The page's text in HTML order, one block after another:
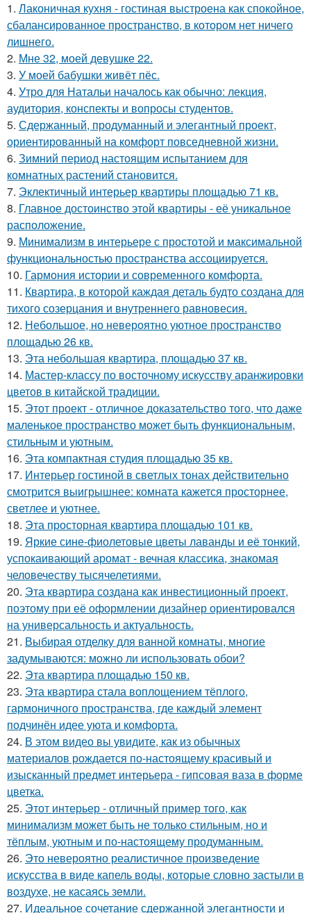
1. Лаконичная кухня - гостиная выстроена как спокойное,
сбалансированное пространство, в котором нет ничего
лишнего.
2. Мне 32, моей девушке 22.
3. У моей бабушки живёт пёс.
4. Утро для Натальи началось как обычно: лекция,
аудитория, конспекты и вопросы студентов.
5. Сдержанный, продуманный и элегантный проект,
ориентированный на комфорт повседневной жизни.
6. Зимний период настоящим испытанием для
комнатных растений становится.
7. Эклектичный интерьер квартиры площадью 71 кв.
8. Главное достоинство этой квартиры - её уникальное
расположение.
9. Минимализм в интерьере с простотой и максимальной
функциональностью пространства ассоциируется.
10. Гармония истории и современного комфорта.
11. Квартира, в которой каждая деталь будто создана для
тихого созерцания и внутреннего равновесия.
12. Небольшое, но невероятно уютное пространство
площадью 26 кв.
13. Эта небольшая квартира, площадью 37 кв.
14. Мастер-классу по восточному искусству аранжировки
цветов в китайской традиции.
15. Этот проект - отличное доказательство того, что даже
маленькое пространство может быть функциональным,
стильным и уютным.
16. Эта компактная студия площадью 35 кв.
17. Интерьер гостиной в светлых тонах действительно
смотрится выигрышнее: комната кажется просторнее,
светлее и уютнее.
18. Эта просторная квартира площадью 101 кв.
19. Яркие сине-фиолетовые цветы лаванды и её тонкий,
успокаивающий аромат - вечная классика, знакомая
человечеству тысячелетиями.
20. Эта квартира создана как инвестиционный проект,
поэтому при её оформлении дизайнер ориентировался
на универсальность и актуальность.
21. Выбирая отделку для ванной комнаты, многие
задумываются: можно ли использовать обои?
22. Эта квартира площадью 150 кв.
23. Эта квартира стала воплощением тёплого,
гармоничного пространства, где каждый элемент
подчинён идее уюта и комфорта.
24. В этом видео вы увидите, как из обычных
материалов рождается по-настоящему красивый и
изысканный предмет интерьера - гипсовая ваза в форме
цветка.
25. Этот интерьер - отличный пример того, как
минимализм может быть не только стильным, но и
тёплым, уютным и по-настоящему продуманным.
26. Это невероятно реалистичное произведение
искусства в виде капель воды, которые словно застыли в
воздухе, не касаясь земли.
27. Идеальное сочетание сдержанной элегантности и